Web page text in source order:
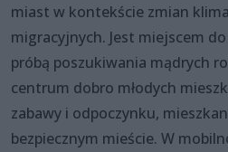
miast w kontekście zmian
migracyjnych. Jest miejscem
próbą poszukiwania mądrych
centrum dobro młodych
zabawy i odpoczynku,
bezpiecznym mieście. W